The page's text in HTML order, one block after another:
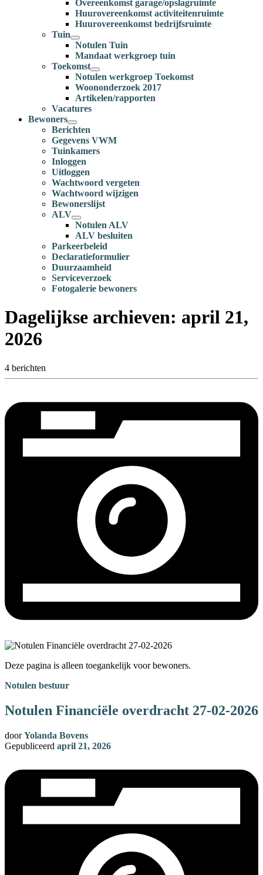
Overeenkomst garage/opslagruimte
Huurovereenkomst activiteitenruimte
Huurovereenkomst bedrijfsruimte
Tuin
Notulen Tuin
Mandaat werkgroep tuin
Toekomst
Notulen werkgroep Toekomst
Woononderzoek 2017
Artikelen/rapporten
Vacatures
Bewoners
Berichten
Gegevens VWM
Tuinkamers
Inloggen
Uitloggen
Wachtwoord vergeten
Wachtwoord wijzigen
Bewonerslijst
ALV
Notulen ALV
ALV besluiten
Parkeerbeleid
Declaratieformulier
Duurzaamheid
Serviceverzoek
Fotogalerie bewoners
Dagelijkse archieven: april 21,
2026
4 berichten
Deze pagina is alleen toegankelijk voor bewoners.
Notulen bestuur
Notulen Financiële overdracht 27-02-2026
doorYolanda Bovens
Gepubliceerd april 21, 2026